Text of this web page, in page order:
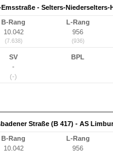
- Selters-Niederselters-
B-Rang
10.042
(7.638)
L-Rang
956
(936)
SV
-
(-)
BPL
Straße (B 417) - AS
B-Rang
10.042
L-Rang
956